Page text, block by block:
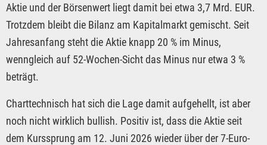
Aktie und der Börsenwert liegt damit bei etwa 3,7 Mrd. EUR.
Trotzdem bleibt die Bilanz am Kapitalmarkt gemischt. Seit
Jahresanfang steht die Aktie knapp 20 % im Minus,
wenngleich auf 52-Wochen-Sicht das Minus nur etwa 3 %
beträgt.
Charttechnisch hat sich die Lage damit aufgehellt, ist aber
noch nicht wirklich bullish. Positiv ist, dass die Aktie seit
dem Kurssprung am 12. Juni 2026 wieder über der 7-Euro-